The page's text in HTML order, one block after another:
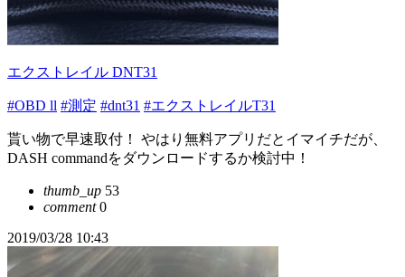
エクストレイル DNT31
#OBD ll #測定 #dnt31 #エクストレイルT31
貰い物で早速取付！ やはり無料アプリだとイマイチだが、
DASH commandをダウンロードするか検討中！
thumb_up 53
comment0
2019/03/28 10:43